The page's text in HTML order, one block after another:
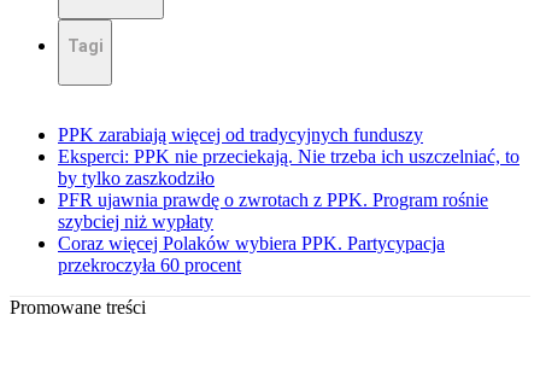
Tagi
PPK zarabiają więcej od tradycyjnych funduszy
Eksperci: PPK nie przeciekają. Nie trzeba ich uszczelniać, to
by tylko zaszkodziło
PFR ujawnia prawdę o zwrotach z PPK. Program rośnie
szybciej niż wypłaty
Coraz więcej Polaków wybiera PPK. Partycypacja
przekroczyła 60 procent
Promowane treści